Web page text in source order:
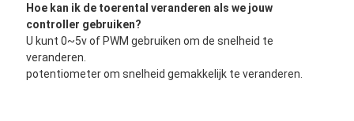
Hoe kan ik de toerental veranderen als we jouw
controller gebruiken?
U kunt 0~5v of PWM gebruiken om de snelheid te
veranderen.
potentiometer om snelheid gemakkelijk te veranderen.